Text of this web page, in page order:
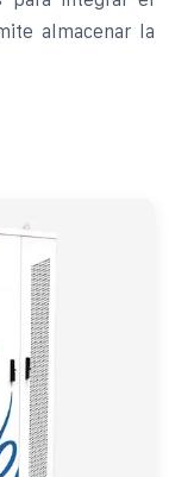
almacenar la